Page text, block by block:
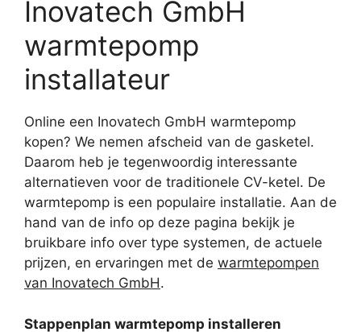
Inovatech GmbH
warmtepomp
installateur
Online een Inovatech GmbH warmtepomp
kopen? We nemen afscheid van de gasketel.
Daarom heb je tegenwoordig interessante
alternatieven voor de traditionele CV-ketel. De
warmtepomp is een populaire installatie. Aan de
hand van de info op deze pagina bekijk je
bruikbare info over type systemen, de actuele
prijzen, en ervaringen met de warmtepompen
van Inovatech GmbH.
Stappenplan warmtepomp installeren